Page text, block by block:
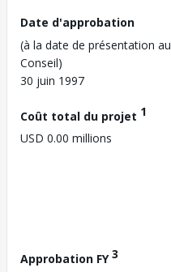
Date d'approbation
(à la date de présentation au
Conseil)
30 juin 1997
Coût total du projet 1
USD 0.00 millions
Approbation FY3